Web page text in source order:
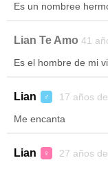
Es un nombree
Lian Te Amo 41
Es el hombre de mi
Lian ♂ 17 años
Me encanta
Lian ♀ 27 años